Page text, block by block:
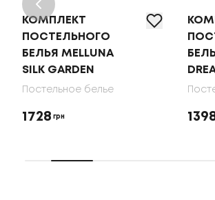
КОМПЛЕКТ
ПОСТЕЛЬНОГО
БЕЛЬЯ MELLUNA
SILK GARDEN
Постельное белье
1728 грн